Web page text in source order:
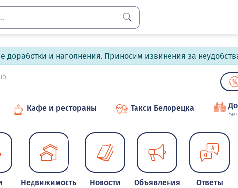
доработки и наполнения. Приносим извинения за
Кафе и рестораны Такси Белорецка
Недвижимость Новости Объявления Ответы